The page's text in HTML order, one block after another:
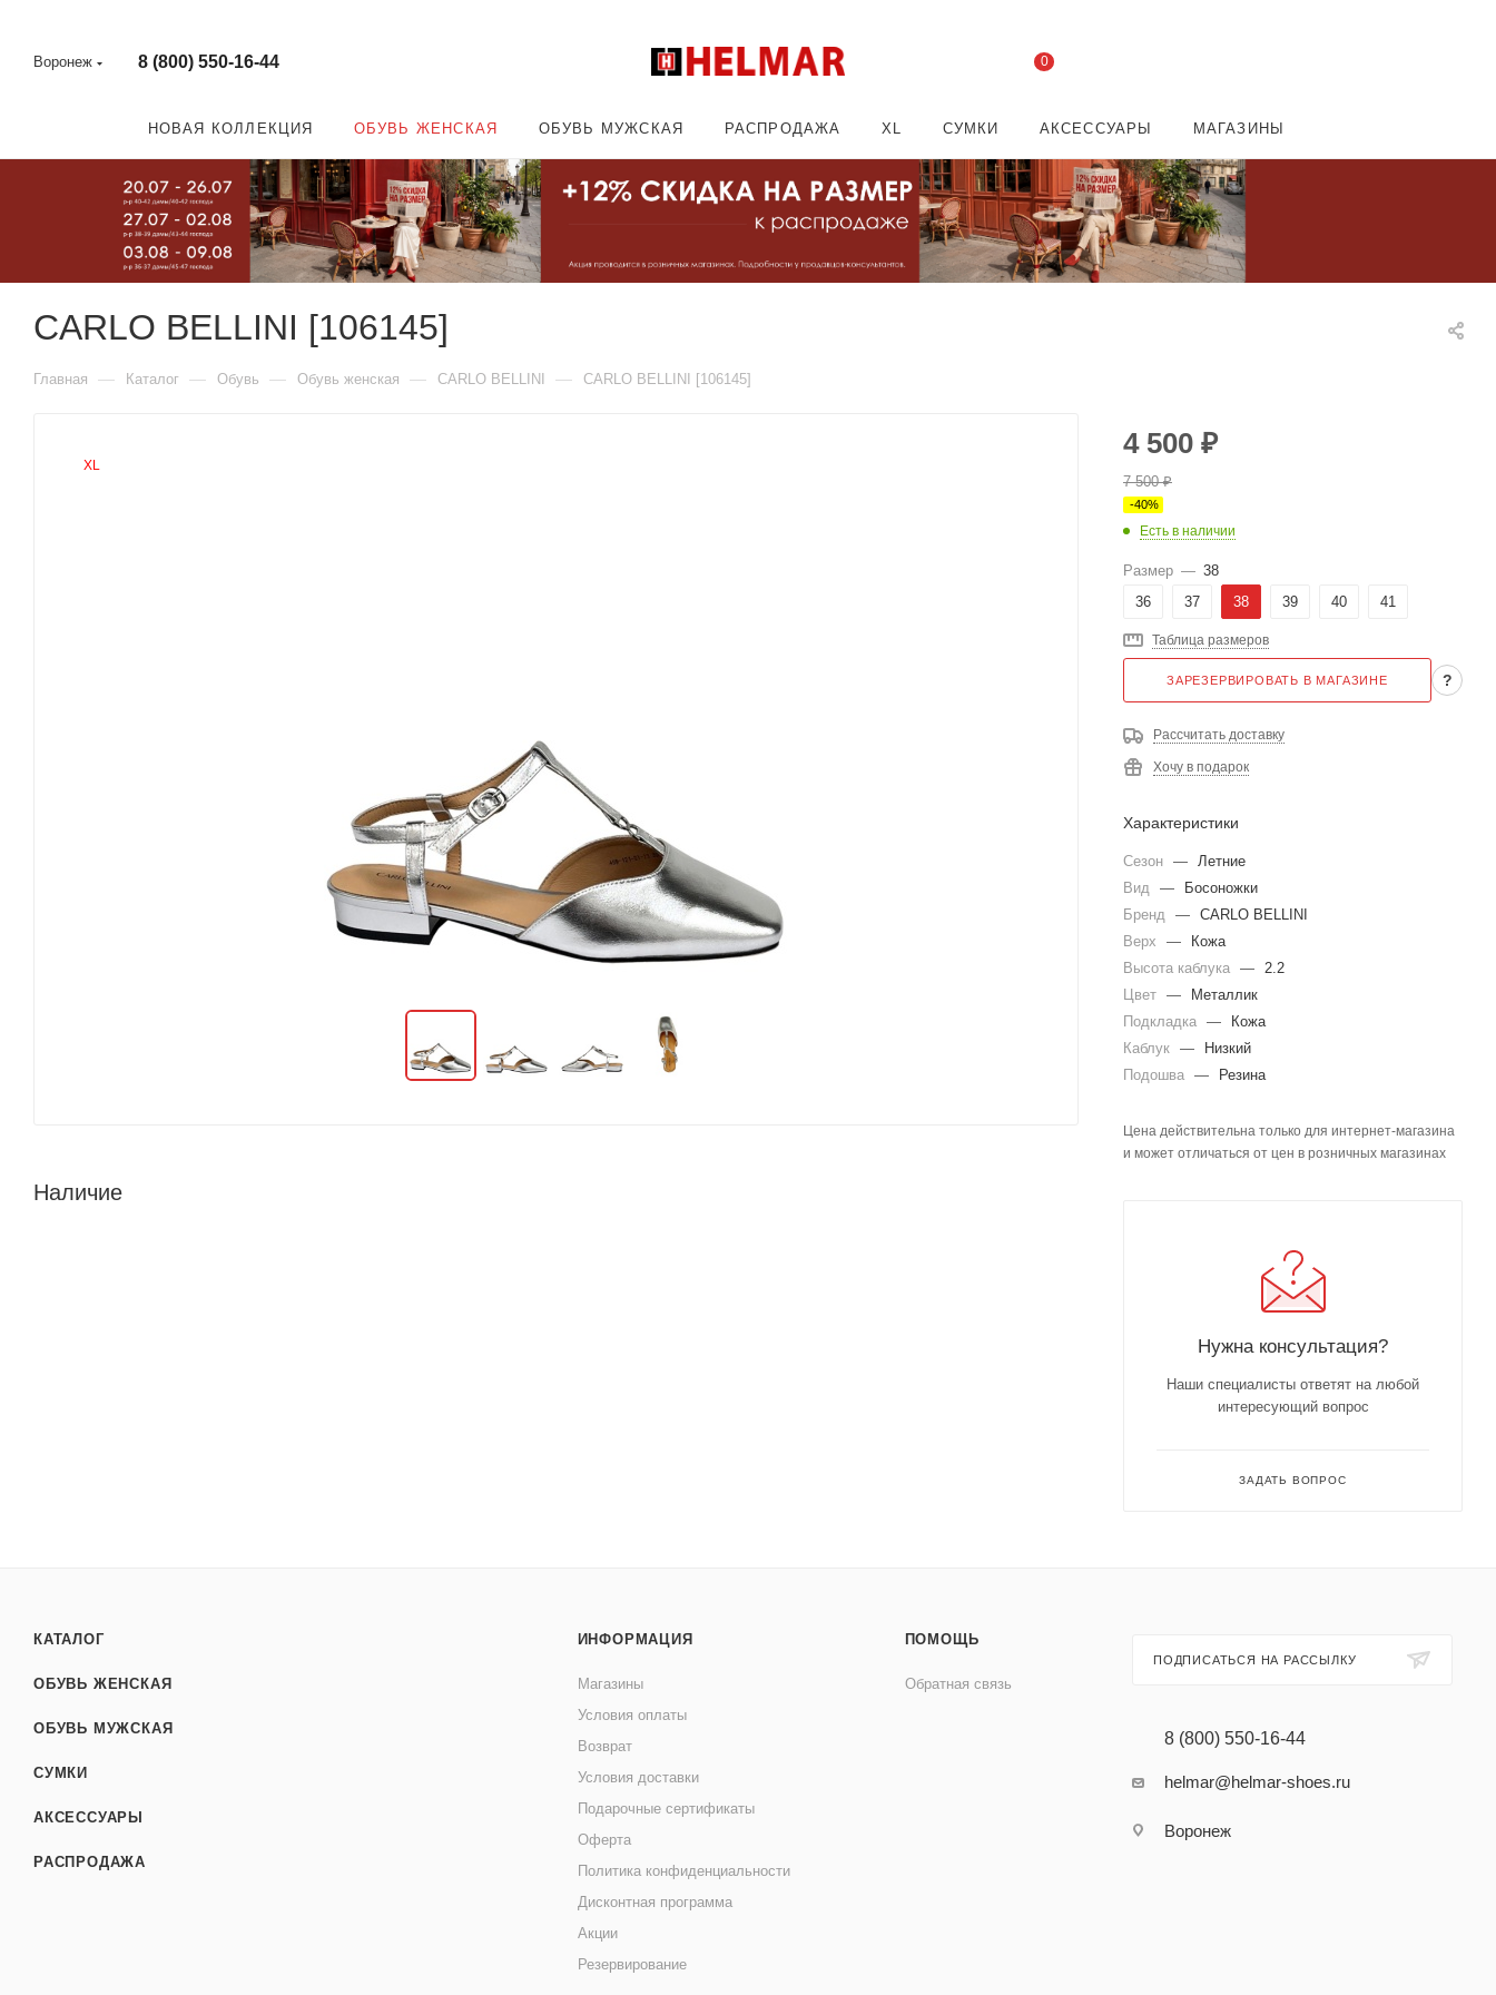
Воронеж 8 (800) 550-16-44 0
НОВАЯ КОЛЛЕКЦИЯ ОБУВЬ ЖЕНСКАЯ ОБУВЬ МУЖСКАЯ РАСПРОДАЖА XL СУМКИ АКСЕССУАРЫ МАГАЗИНЫ
CARLO BELLINI [106145]
Главная — Каталог — Обувь — Обувь женская — CARLO BELLINI — CARLO BELLINI [106145]
XL
Наличие
4 500 ₽
7 500₽
-40%
Есть в наличии
Размер — 38
36
37 38 39 40 41
Таблица размеров
ЗАРЕЗЕРВИРОВАТЬ В МАГАЗИНЕ ?
Рассчитать доставку
Хочу в подарок
Характеристики
Сезон — Летние
Вид —
Босоножки
Бренд — CARLO BELLINI
Верх
—
Кожа
Высота каблука — 2.2
Цвет —
Металлик
Подкладка —
Кожа
Каблук —
Низкий
Подошва — Резина
Цена действительна только для интернет-магазина
и может отличаться от цен в розничных магазинах
Нужна консультация?
Наши специалисты ответят на любой
интересующий вопрос
ЗАДАТЬ ВОПРОС
КАТАЛОГ
ОБУВЬ ЖЕНСКАЯ
ОБУВЬ МУЖСКАЯ
СУМКИ
АКСЕССУАРЫ
РАСПРОДАЖА
ИНФОРМАЦИЯ
Магазины
Условия оплаты
Возврат
Условия доставки
Подарочные сертификаты
Оферта
Политика конфиденциальности
Дисконтная программа
Акции
Резервирование
ПОМОЩЬ
Обратная связь
ПОДПИСАТЬСЯ НА РАССЫЛКУ
8 (800) 550-16-44
helmar@helmar-shoes.ru
Воронеж